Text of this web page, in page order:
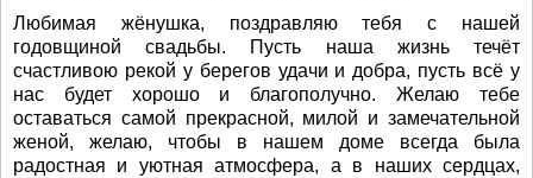
Любимая жёнушка, поздравляю тебя с нашей
годовщиной свадьбы. Пусть наша жизнь течёт
счастливою рекой у берегов удачи и добра, пусть всё у
нас будет хорошо и благополучно. Желаю тебе
оставаться самой прекрасной, милой и замечательной
женой, желаю, чтобы в нашем доме всегда была
радостная и уютная атмосфера, а в наших сердцах,